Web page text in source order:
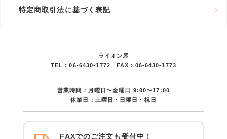
特定商取引法に基づく表記
ライオン屋
TEL：06-6430-1772 FAX：06-6430-1773
営業時間：月曜日〜金曜日 9:00〜17:00
休業日：土曜日・日曜日・祝日
FAXでのご注文も受付中！